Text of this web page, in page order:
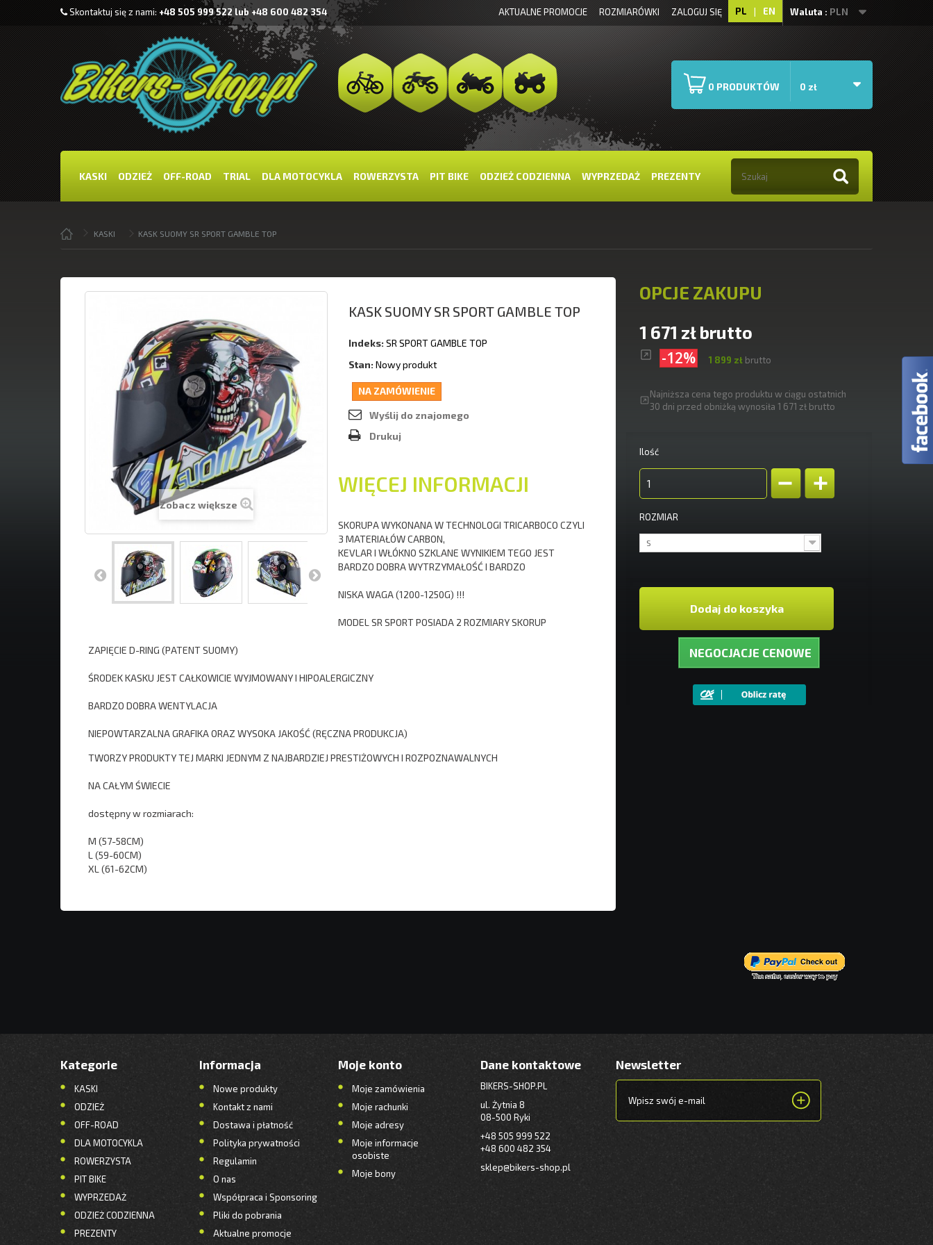
Waluta : PLN
PL | EN
ZALOGUJ SIĘ
ROZMIARÓWKI
AKTUALNE PROMOCJE
Skontaktuj się z nami: +48 505 999 522 lub +48 600 482 354
0 PRODUKTÓW 0 zł
KASKI ODZIEŻ OFF-ROAD TRIAL DLA MOTOCYKLA ROWERZYSTA PIT BIKE ODZIEŻ CODZIENNA WYPRZEDAŻ PREZENTY
KASKI KASK SUOMY SR SPORT GAMBLE TOP
Zobacz większe
KASK SUOMY SR SPORT GAMBLE TOP
Indeks: SR SPORT GAMBLE TOP
Stan: Nowy produkt
NA ZAMÓWIENIE
Wyślij do znajomego
Drukuj
WIĘCEJ INFORMACJI
SKORUPA WYKONANA W TECHNOLOGI TRICARBOCO CZYLI
3 MATERIAŁÓW CARBON,
KEVLAR I WŁÓKNO SZKLANE WYNIKIEM TEGO JEST
BARDZO DOBRA WYTRZYMAŁOŚĆ I BARDZO
NISKA WAGA (1200-1250G) !!!
MODEL SR SPORT POSIADA 2 ROZMIARY SKORUP
ZAPIĘCIE D-RING (PATENT SUOMY)
ŚRODEK KASKU JEST CAŁKOWICIE WYJMOWANY I HIPOALERGICZNY
BARDZO DOBRA WENTYLACJA
NIEPOWTARZALNA GRAFIKA ORAZ WYSOKA JAKOŚĆ (RĘCZNA PRODUKCJA)
TWORZY PRODUKTY TEJ MARKI JEDNYM Z NAJBARDZIEJ PRESTIŻOWYCH I ROZPOZNAWALNYCH
NA CAŁYM ŚWIECIE
dostępny w rozmiarach:
M (57-58CM)
L (59-60CM)
XL (61-62CM)
OPCJE ZAKUPU
1 671 zł brutto
-12% 1 899 zł brutto
Najniższa cena tego produktu w ciągu ostatnich
30 dni przed obniżką wynosiła 1 671 zł brutto
Ilość
ROZMIAR
S
Dodaj do koszyka
NEGOCJACJE CENOWE
Kategorie
KASKI
ODZIEŻ
OFF-ROAD
DLA MOTOCYKLA
ROWERZYSTA
PIT BIKE
WYPRZEDAŻ
ODZIEŻ CODZIENNA
PREZENTY
Informacja
Nowe produkty
Kontakt z nami
Dostawa i płatność
Polityka prywatności
Regulamin
O nas
Współpraca i Sponsoring
Pliki do pobrania
Aktualne promocje
Moje konto
Moje zamówienia
Moje rachunki
Moje adresy
Moje informacje
osobiste
Moje bony
Dane kontaktowe
BIKERS-SHOP.PL
ul. Żytnia 8
08-500 Ryki
+48 505 999 522
+48 600 482 354
sklep@bikers-shop.pl
Newsletter